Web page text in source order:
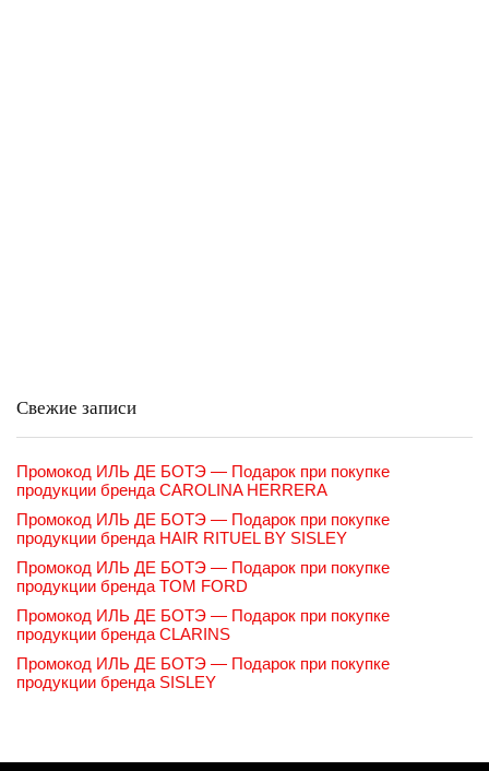
Свежие записи
Промокод ИЛЬ ДЕ БОТЭ — Подарок при покупке
продукции бренда CAROLINA HERRERA
Промокод ИЛЬ ДЕ БОТЭ — Подарок при покупке
продукции бренда HAIR RITUEL BY SISLEY
Промокод ИЛЬ ДЕ БОТЭ — Подарок при покупке
продукции бренда TOM FORD
Промокод ИЛЬ ДЕ БОТЭ — Подарок при покупке
продукции бренда CLARINS
Промокод ИЛЬ ДЕ БОТЭ — Подарок при покупке
продукции бренда SISLEY